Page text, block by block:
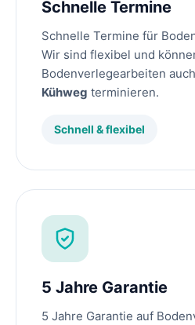
Schnelle Termine
Schnelle Termine für
Wir sind flexibel und
Bodenverlegearbeiten
Kühweg terminieren.
Schnell & flexibel
5 Jahre Garantie
5 Jahre Garantie auf